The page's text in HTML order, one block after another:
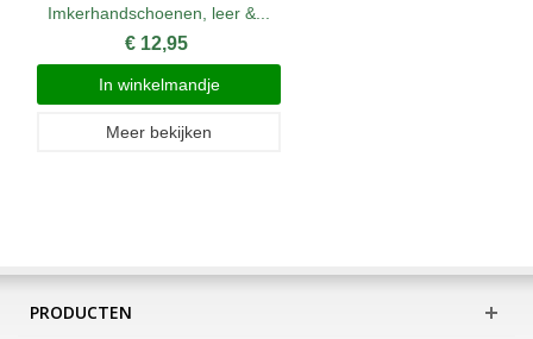
Imkerhandschoenen, leer &...
€ 12,95
In winkelmandje
Meer bekijken
PRODUCTEN